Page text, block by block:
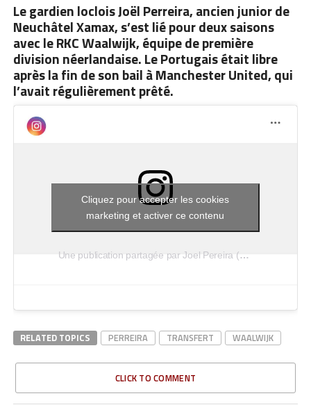
Le gardien loclois Joël Perreira, ancien junior de
Neuchâtel Xamax, s’est lié pour deux saisons
avec le RKC Waalwijk, équipe de première
division néerlandaise. Le Portugais était libre
après la fin de son bail à Manchester United, qui
l’avait régulièrement prêté.
Une publication partagée par Joel Pereira (@joelpereira1)
Cliquez pour accepter les cookies
marketing et activer ce contenu
RELATED TOPICS PERREIRA TRANSFERT WAALWIJK
CLICK TO COMMENT